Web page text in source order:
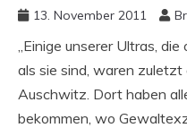
13. November 2011
„Einige unserer Ultras,
als sie sind, waren zuletzt
Auschwitz. Dort haben
bekommen, wo